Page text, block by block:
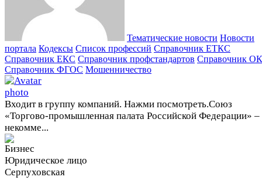
Тематические новости Новости
портала Кодексы Cписок профессий Справочник ЕТКС
Справочник ЕКС Справочник профстандартов Справочник
Справочник ФГОС Мошенничество
Входит в группу компаний. Нажми посмотреть.Союз
«Торгово-промышленная палата Российской Федерации» –
некомме...
Юридическое лицо
Серпуховская